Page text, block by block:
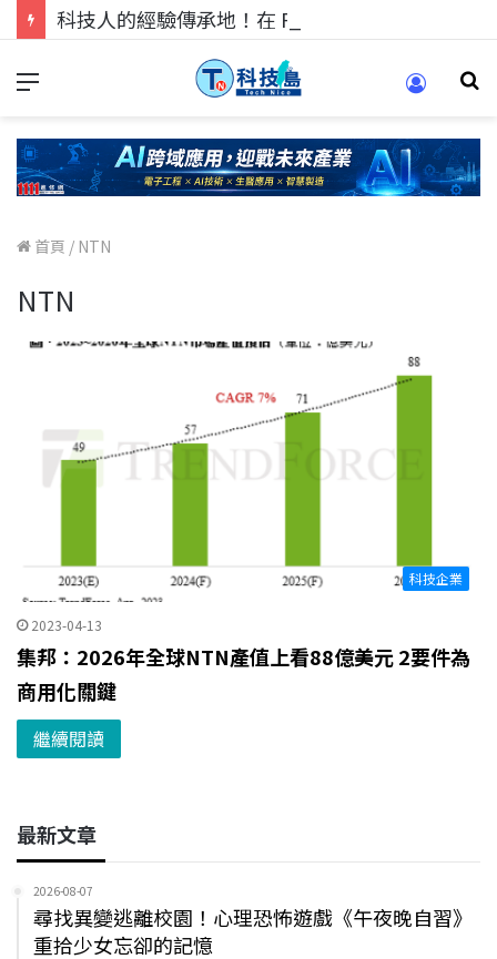
首頁 / NTN
NTN
科技企業
2023-04-13
集邦：2026年全球NTN產值上看88億美元 2要件為
商用化關鍵
繼續閱讀
最新文章
2026-08-07
尋找異變逃離校園！心理恐怖遊戲《午夜晚自習》
重拾少女忘卻的記憶